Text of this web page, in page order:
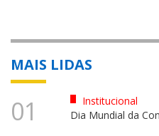
MAIS LIDAS
01
Institucional
Dia Mundial da